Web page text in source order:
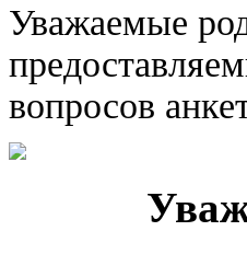
Уважаемые
вопросов